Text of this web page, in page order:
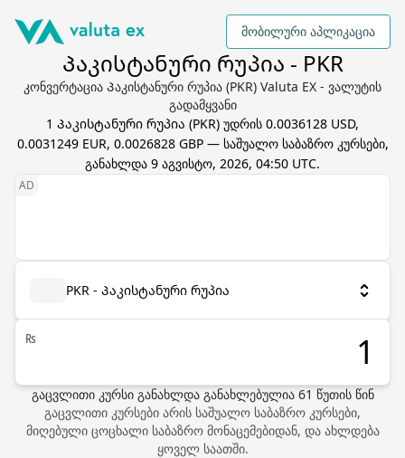
მობილური აპლიკაცია
Პაკისტანური რუპია - PKR
კონვერტაცია Პაკისტანური რუპია (PKR) Valuta EX - ვალუტის
გადამყვანი
1 Პაკისტანური რუპია (PKR) უდრის 0.0036128 USD,
0.0031249 EUR, 0.0026828 GBP— საშუალო საბაზრო კურსები,
განახლდა 9 აგვისტო, 2026, 04:50 UTC.
PKR - Პაკისტანური რუპია
₨
გაცვლითი კურსი განახლდა განახლებულია 61 წუთის წინ
გაცვლითი კურსები არის საშუალო საბაზრო კურსები,
მიღებული ცოცხალი საბაზრო მონაცემებიდან, და ახლდება
ყოველ საათში.